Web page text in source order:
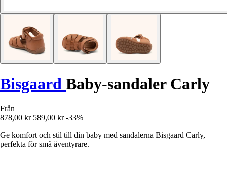
Bisgaard Baby-sandaler Carly
Från
878,00 kr 589,00 kr -33%
Ge komfort och stil till din baby med sandalerna Bisgaard Carly,
perfekta för små äventyrare.